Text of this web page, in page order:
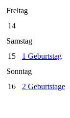
Freitag
14
Samstag
15
1 Geburtstag
Sonntag
16
2 Geburtstage